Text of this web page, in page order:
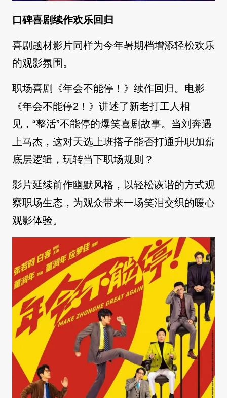
口碑喜剧续作欢乐回归
喜剧题材影片同样为今年暑期档增添轻松欢乐
的观影氛围。
职场喜剧《年会不能停！》续作回归。电影
《年会不能停2！》讲述了新老打工人相
见，“整活”不能停的爆笑喜剧故事。当刘奔遇
上马杰，这对天选上班搭子能否打通升职加薪
底层逻辑，玩转当下职场规则？
影片延续前作幽默风格，以轻松诙谐的方式观
察职场生态，为观众带来一场笑泪交织的暖心
观影体验。